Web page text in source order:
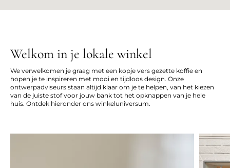
Welkom in je lokale winkel
We verwelkomen je graag met een kopje vers gezette koffie en
hopen je te inspireren met mooi en tijdloos design. Onze
ontwerpadviseurs staan altijd klaar om je te helpen, van het kiezen
van de juiste stof voor jouw bank tot het opknappen van je hele
huis. Ontdek hieronder ons winkeluniversum.